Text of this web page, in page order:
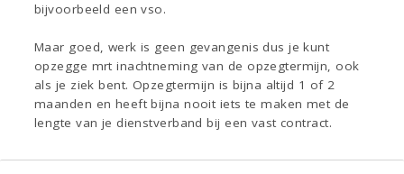
bijvoorbeeld een vso.
Maar goed, werk is geen gevangenis dus je kunt
opzegge mrt inachtneming van de opzegtermijn, ook
als je ziek bent. Opzegtermijn is bijna altijd 1 of 2
maanden en heeft bijna nooit iets te maken met de
lengte van je dienstverband bij een vast contract.